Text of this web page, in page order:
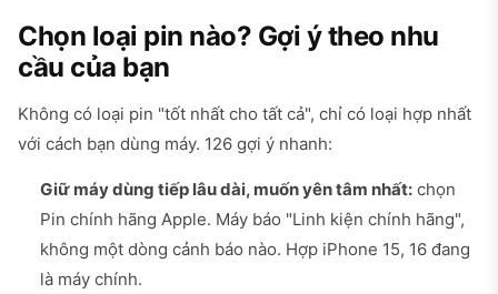
Chọn loại pin nào? Gợi ý theo nhu
cầu của bạn
Không có loại pin "tốt nhất cho tất cả", chỉ có loại hợp nhất
với cách bạn dùng máy. 126 gợi ý nhanh:
Giữ máy dùng tiếp lâu dài, muốn yên tâm nhất: chọn
Pin chính hãng Apple. Máy báo "Linh kiện chính hãng",
không một dòng cảnh báo nào. Hợp iPhone 15, 16 đang
là máy chính.